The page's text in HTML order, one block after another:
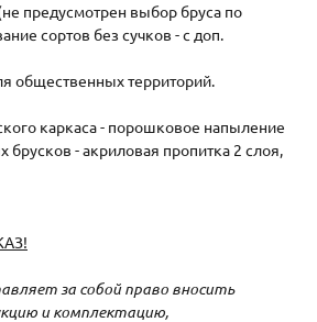
предусмотрен выбор бруса по
сортов без сучков - с доп.
общественных территорий.
каркаса - порошковое напыление
брусков - акриловая пропитка 2 слоя,
за собой право вносить
и комплектацию,